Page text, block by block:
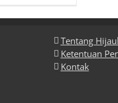
Tentang
Ketentuan
Kontak